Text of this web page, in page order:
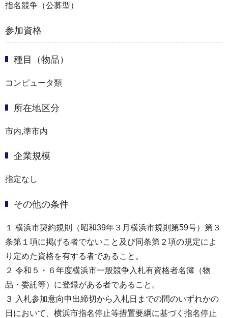
指名競争（公募型）
参加資格
種目（物品）
コンピュータ類
所在地区分
市内,準市内
企業規模
指定なし
その他の条件
１ 横浜市契約規則（昭和39年３月横浜市規則第59号）第３
条第１項に掲げる者でないこと及び同条第２項の規定によ
り定めた資格を有する者であること。
２ 令和５・６年度横浜市一般競争入札有資格者名簿（物
品・委託等）に登録がある者であること。
３ 入札参加意向申出締切から入札日までの間のいずれかの
日において、横浜市指名停止等措置要綱に基づく指名停止